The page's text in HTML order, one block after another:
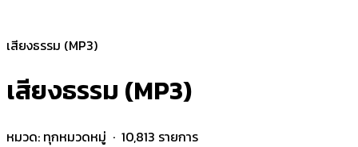
เสียงธรรม (MP3)
เสียงธรรม (MP3)
หมวด: ทุกหมวดหมู่ · 10,813 รายการ